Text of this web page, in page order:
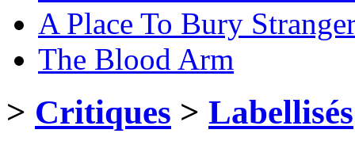
A Place To Bury
The Blood Arm
> Critiques > Labellisés